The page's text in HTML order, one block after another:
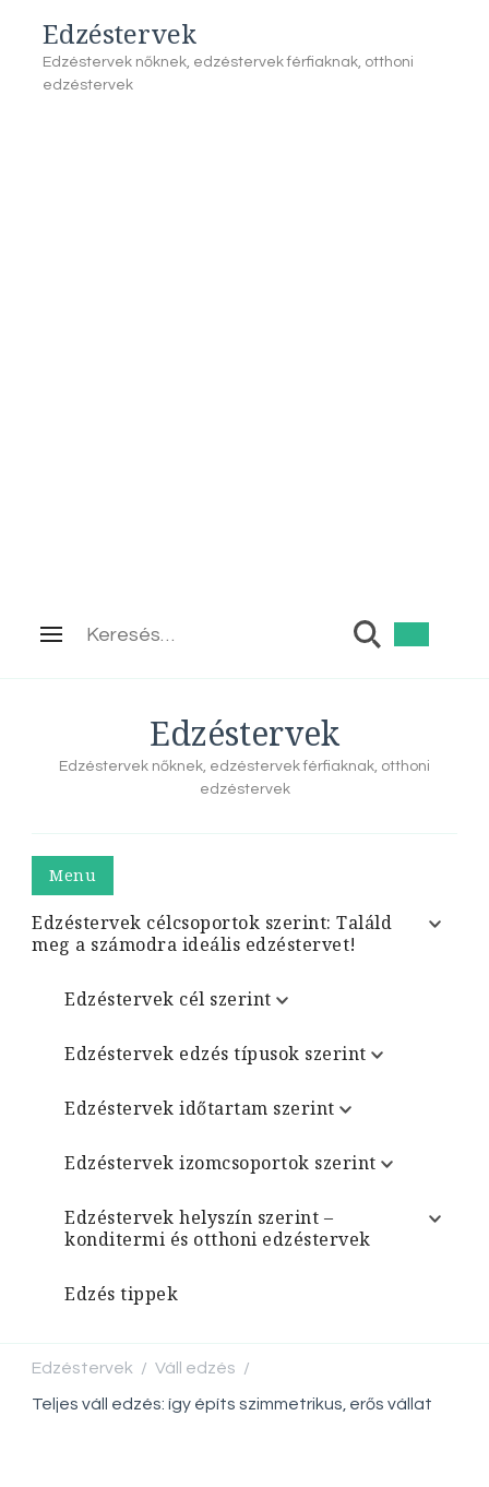
Edzéstervek
Edzéstervek nőknek, edzéstervek férfiaknak, otthoni
edzéstervek
Keresés:
Edzéstervek
Edzéstervek nőknek, edzéstervek férfiaknak, otthoni
edzéstervek
Menu
Edzéstervek célcsoportok szerint: Találd
meg a számodra ideális edzéstervet!
Edzéstervek cél szerint
Edzéstervek edzés típusok szerint
Edzéstervek időtartam szerint
Edzéstervek izomcsoportok szerint
Edzéstervek helyszín szerint –
konditermi és otthoni edzéstervek
Edzés tippek
Edzéstervek / Váll edzés /
Teljes váll edzés: így építs szimmetrikus, erős vállat